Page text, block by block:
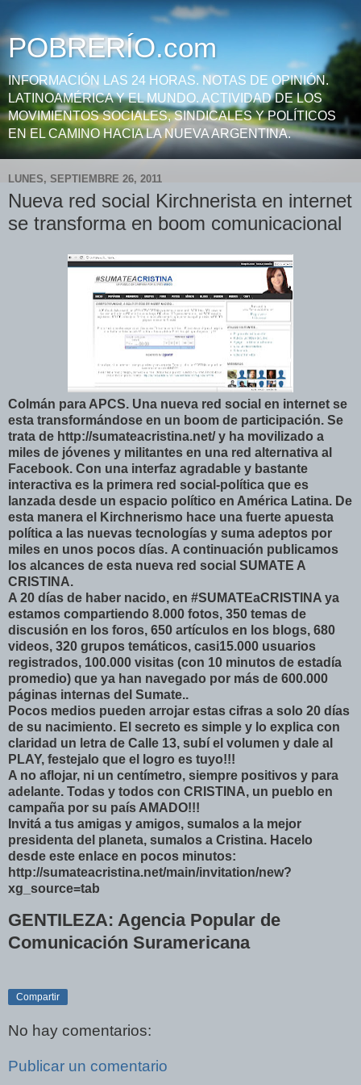
POBRERÍO.com
INFORMACIÓN LAS 24 HORAS. NOTAS DE OPINIÓN.
LATINOAMÉRICA Y EL MUNDO. ACTIVIDAD DE LOS
MOVIMIENTOS SOCIALES, SINDICALES Y POLÍTICOS
EN EL CAMINO HACIA LA NUEVA ARGENTINA.
LUNES, SEPTIEMBRE 26, 2011
Nueva red social Kirchnerista en internet
se transforma en boom comunicacional
Colmán para APCS. Una nueva red social en internet se
esta transformándose en un boom de participación. Se
trata de http://sumateacristina.net/ y ha movilizado a
miles de jóvenes y militantes en una red alternativa al
Facebook. Con una interfaz agradable y bastante
interactiva es la primera red social-política que es
lanzada desde un espacio político en América Latina. De
esta manera el Kirchnerismo hace una fuerte apuesta
política a las nuevas tecnologías y suma adeptos por
miles en unos pocos días. A continuación publicamos
los alcances de esta nueva red social SUMATE A
CRISTINA.
A 20 días de haber nacido, en #SUMATEaCRISTINA ya
estamos compartiendo 8.000 fotos, 350 temas de
discusión en los foros, 650 artículos en los blogs, 680
videos, 320 grupos temáticos, casi15.000 usuarios
registrados, 100.000 visitas (con 10 minutos de estadía
promedio) que ya han navegado por más de 600.000
páginas internas del Sumate..
Pocos medios pueden arrojar estas cifras a solo 20 días
de su nacimiento. El secreto es simple y lo explica con
claridad un letra de Calle 13, subí el volumen y dale al
PLAY, festejalo que el logro es tuyo!!!
A no aflojar, ni un centímetro, siempre positivos y para
adelante. Todas y todos con CRISTINA, un pueblo en
campaña por su país AMADO!!!
Invitá a tus amigas y amigos, sumalos a la mejor
presidenta del planeta, sumalos a Cristina. Hacelo
desde este enlace en pocos minutos:
http://sumateacristina.net/main/invitation/new?
xg_source=tab
GENTILEZA: Agencia Popular de
Comunicación Suramericana
Compartir
No hay comentarios:
Publicar un comentario